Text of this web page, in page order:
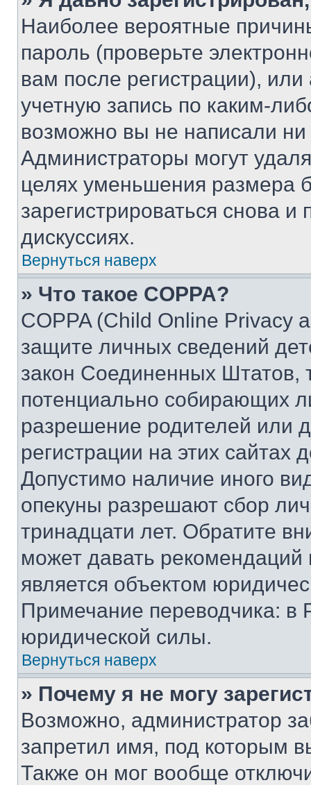
Наиболее вероятные
пароль (проверьте
вам после регистрации),
учетную запись по каким-
возможно вы не написали
Администраторы могут
целях уменьшения размера
зарегистрироваться снова и
дискуссиях.
Вернуться наверх
» Что такое COPPA?
COPPA (Child Online Privacy
защите личных сведений
закон Соединенных Штатов,
потенциально собирающих
разрешение родителей или
регистрации на этих сайтах
Допустимо наличие иного
опекуны разрешают сбор
тринадцати лет. Обратите
может давать
является объектом
Примечание переводчика: в
юридической силы.
Вернуться наверх
» Почему я не могу
Возможно, администратор
запретил имя, под которым
Также он мог вообще